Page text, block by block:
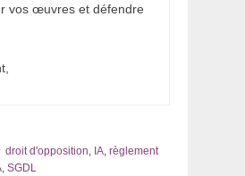
vos œuvres et défendre
droit d'opposition IA règlement
SGDL